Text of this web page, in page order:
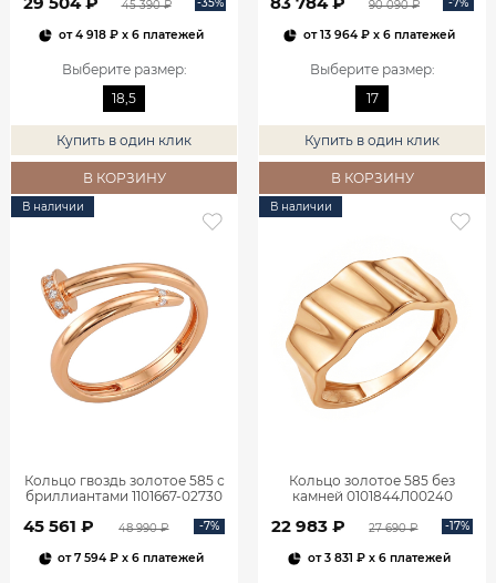
45 390 ₽
от4 918 ₽x 6 платежей
Выберите размер:
18,5
Купить в один клик
В КОРЗИНУ
90 090 ₽
от13 964 ₽x 6 платежей
Выберите размер:
17
Купить в один клик
В КОРЗИНУ
В наличии
Кольцо гвоздь золотое 585 с
бриллиантами 1101667-02730
45 561 ₽ 48 990 ₽ -7%
от7 594 ₽ x 6 платежей
В наличии
Кольцо золотое 585 без
камней 0101844Л00240
22 983 ₽ 27 690 ₽ -17%
от3 831 ₽x 6 платежей